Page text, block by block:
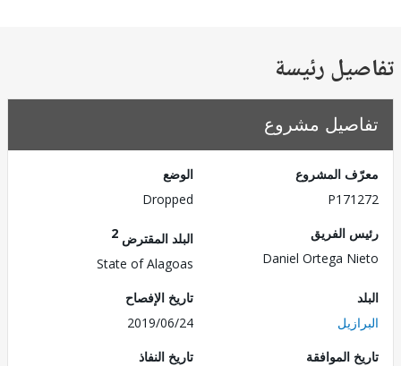
رئيسة
مشروع
المشروع
Dropped
الفريق
Daniel Ortega
البلد المقترض
State of Alagoas
تاريخ الإفصاح
2019/06/24
الموافقة
تاريخ النفاذ